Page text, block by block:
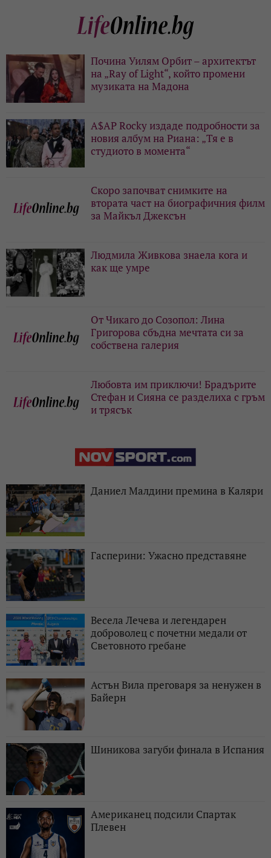
Почина Уилям Орбит – архитектът
на „Ray of Light“, който промени
музиката на Мадона
A$AP Rocky издаде подробности за
новия албум на Риана: „Тя е в
студиото в момента“
Скоро започват снимките на
втората част на биографичния филм
за Майкъл Джексън
Людмила Живкова знаела кога и
как ще умре
От Чикаго до Созопол: Лина
Григорова сбъдна мечтата си за
собствена галерия
Любовта им приключи! Брадърите
Стефан и Сияна се разделиха с гръм
и трясък
Даниел Малдини премина в Каляри
Гасперини: Ужасно представяне
Весела Лечева и легендарен
доброволец с почетни медали от
Световното гребане
Астън Вила преговаря за ненужен в
Байерн
Шиникова загуби финала в Испания
Американец подсили Спартак
Плевен